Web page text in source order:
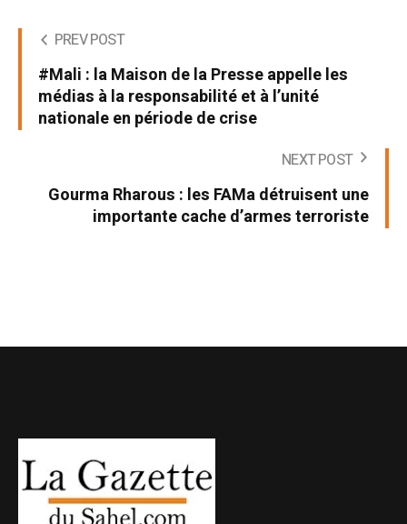
PREV POST
#Mali : la Maison de la Presse appelle les
médias à la responsabilité et à l’unité
nationale en période de crise
NEXT POST
Gourma Rharous : les FAMa détruisent une
importante cache d’armes terroriste